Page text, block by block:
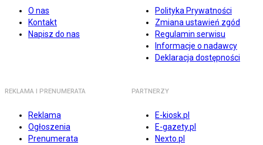
O nas
Kontakt
Napisz do nas
Polityka Prywatności
Zmiana ustawień zgód
Regulamin serwisu
Informacje o nadawcy
Deklaracja dostępności
REKLAMA I PRENUMERATA
Reklama
Ogłoszenia
Prenumerata
PARTNERZY
E-kiosk.pl
E-gazety.pl
Nexto.pl